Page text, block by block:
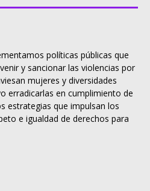
políticas públicas que
y sancionar las violencias por
mujeres y diversidades
erradicarlas en cumplimiento de
estrategias que impulsan los
e igualdad de derechos para